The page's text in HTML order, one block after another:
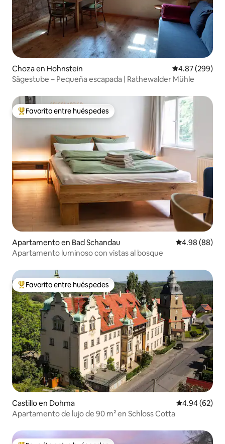
Choza en Hohnstein Calificación
4.87 (299)
Sägestube – Pequeña escapada | Rathewalder Mühle
Favorito entre huéspedes preferido
Favorito entre huéspedes
Apartamento en Bad Schandau Calificación
4.98 (88)
Apartamento luminoso con vistas al bosque
Favorito entre huéspedes preferido
Favorito entre huéspedes
Castillo en Dohma Calificación
4.94 (62)
Apartamento de lujo de 90 m² en Schloss Cotta